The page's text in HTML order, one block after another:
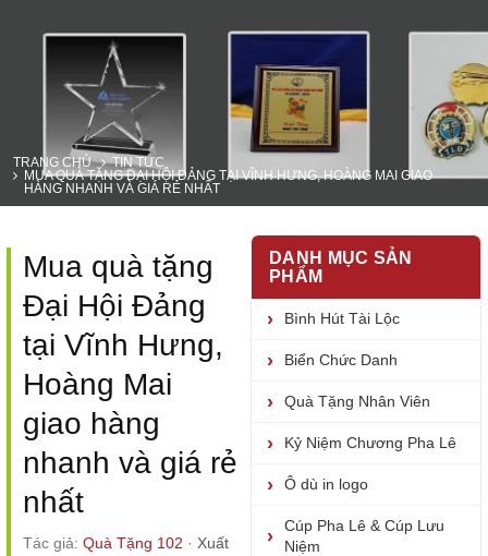
TRANG CHỦ
TIN TỨC
MUA QUÀ TẶNG ĐẠI HỘI ĐẢNG TẠI VĨNH HƯNG, HOÀNG MAI GIAO
HÀNG NHANH VÀ GIÁ RẺ NHẤT
Mua quà tặng
Đại Hội Đảng
tại Vĩnh Hưng,
Hoàng Mai
giao hàng
nhanh và giá rẻ
nhất
Tác giả: Quà Tặng 102 · Xuất
DANH MỤC SẢN
PHẨM
Bình Hút Tài Lộc
Biển Chức Danh
Quà Tặng Nhân Viên
Kỷ Niệm Chương Pha Lê
Ô dù in logo
Cúp Pha Lê & Cúp Lưu
Niệm